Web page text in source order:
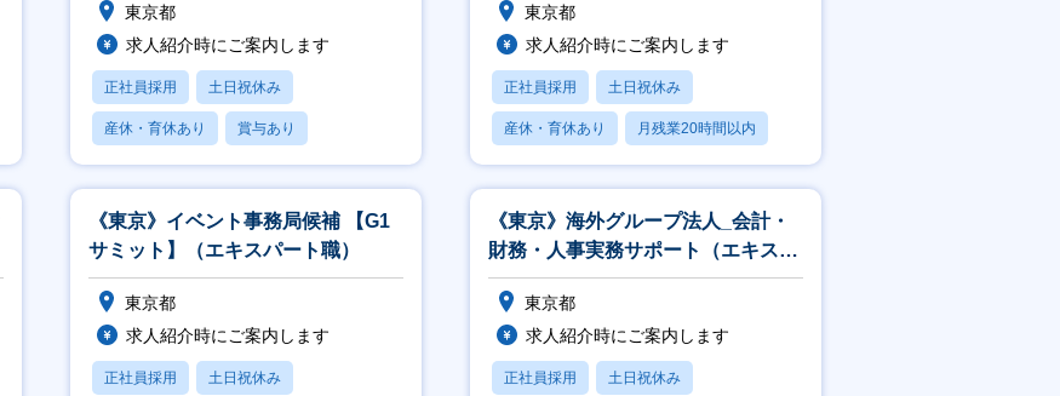
東京都
求人紹介時にご案内します
正社員採用 土日祝休み
産休・育休あり 賞与あり
フレックス
ル職東京都
求人紹介時にご案内します
正社員採用 土日祝休み
産休・育休あり 月残業20時間以内
賞与あり
《東京》イベント事務局候補 【G1
サミット】（エキスパート職）
東京都
求人紹介時にご案内します
正社員採用 土日祝休み
《東京》海外グループ法人_会計・
財務・人事実務サポート（エキスパ
ート職）
東京都
求人紹介時にご案内します
正社員採用 土日祝休み